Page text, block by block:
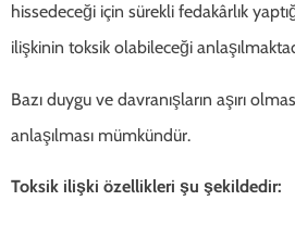
hissedeceği için sürekli fedakârlık
ilişkinin toksik olabileceği
Bazı duygu ve davranışların aşırı
anlaşılması mümkündür.
Toksik ilişki özellikleri şu şekildedir: